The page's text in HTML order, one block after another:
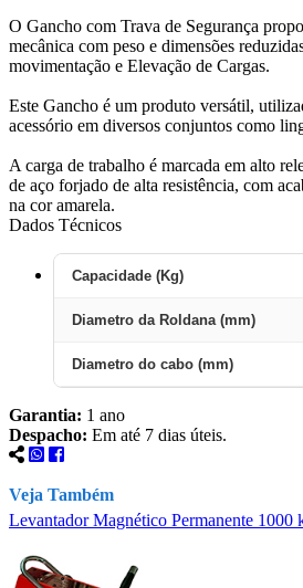
O Gancho com Trava de Segurança
mecânica com peso e dimensões
movimentação e Elevação de Cargas.
Este Gancho é um produto versátil,
acessório em diversos conjuntos como
A carga de trabalho é marcada em alto
de aço forjado de alta resistência, com
na cor amarela.
Dados Técnicos
Capacidade (Kg)
Diametro da Roldana (mm)
Diametro do cabo (mm)
Garantia: 1 ano
Despacho: Em até 7 dias úteis.
Veja Também
Levantador Magnético Permanente 1000